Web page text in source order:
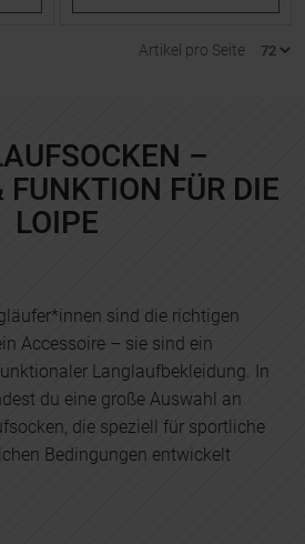
Artikel pro Seite
–
FUNKTION FÜR DIE
LOIPE
sind die richtigen
Accessoire – sie sind ein
Langlaufbekleidung. In
du eine große Auswahl an
die speziell für sportliche
Bedingungen entwickelt